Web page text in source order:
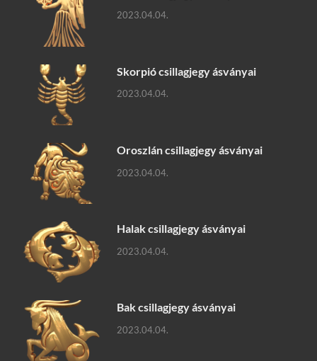
2023.04.04.
Skorpió csillagjegy ásványai
2023.04.04.
Oroszlán csillagjegy ásványai
2023.04.04.
Halak csillagjegy ásványai
2023.04.04.
Bak csillagjegy ásványai
2023.04.04.